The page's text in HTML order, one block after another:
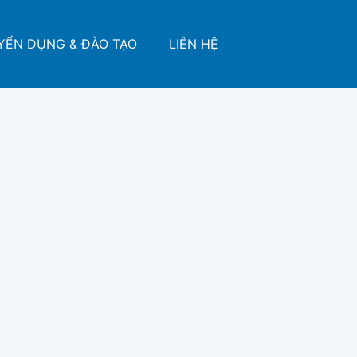
DỤNG & ĐÀO TẠO LIÊN HỆ